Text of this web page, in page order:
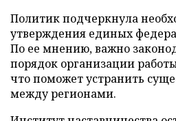
Политик подчеркнула
утверждения единых
По ее мнению, важно
порядок организации
что поможет устранить
между регионами.